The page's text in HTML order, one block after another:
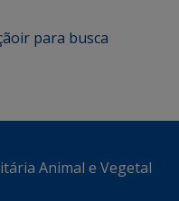
ir para busca
Animal e Vegetal